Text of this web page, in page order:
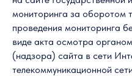
мониторинга за оборотом
проведения мониторинга
виде акта осмотра
(надзора) сайта в сети
телекоммуникационной